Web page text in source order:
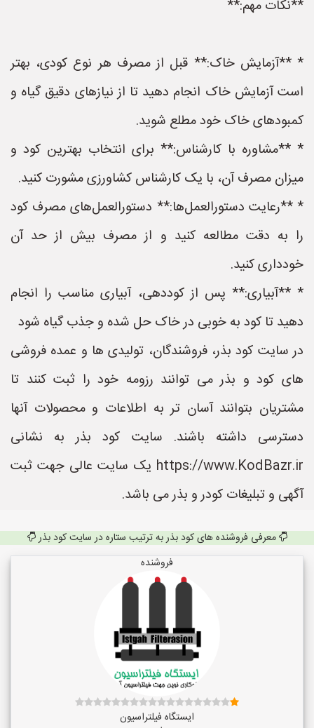
**نکات مهم:**
* **آزمایش خاک:** قبل از مصرف هر نوع کودی، بهتر
است آزمایش خاک انجام دهید تا از نیازهای دقیق گیاه و
کمبودهای خاک خود مطلع شوید.
* **مشاوره با کارشناس:** برای انتخاب بهترین کود و
میزان مصرف آن، با یک کارشناس کشاورزی مشورت کنید.
* **رعایت دستورالعمل‌ها:** دستورالعمل‌های مصرف کود
را به دقت مطالعه کنید و از مصرف بیش از حد آن
خودداری کنید.
* **آبیاری:** پس از کوددهی، آبیاری مناسب را انجام
دهید تا کود به خوبی در خاک حل شده و جذب گیاه شود
در سایت کود بذر، فروشندگان، تولیدی ها و عمده فروشی
های کود و بذر می توانند رزومه خود را ثبت کنند تا
مشتریان بتوانند آسان تر به اطلاعات و محصولات آنها
دسترسی داشته باشند. سایت کود بذر به نشانی
https://www.KodBazr.ir یک سایت عالی جهت ثبت
آگهی و تبلیغات کودر و بذر می باشد.
معرفی فروشنده های کود بذر به ترتیب ستاره در سایت کود بذر
فروشنده
ایستگاه فیلتراسیون